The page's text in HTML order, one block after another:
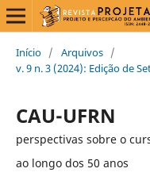
Início / Arquivos /
v. 9 n. 3 (2024): Edição de
CAU-UFRN
perspectivas sobre o
ao longo dos 50 anos